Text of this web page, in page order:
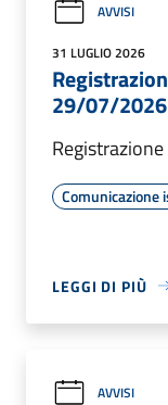
AVVISI
31 LUGLIO 2026
29/07/2026
Comunicazione
LEGGI DI PIÙ
AVVISI